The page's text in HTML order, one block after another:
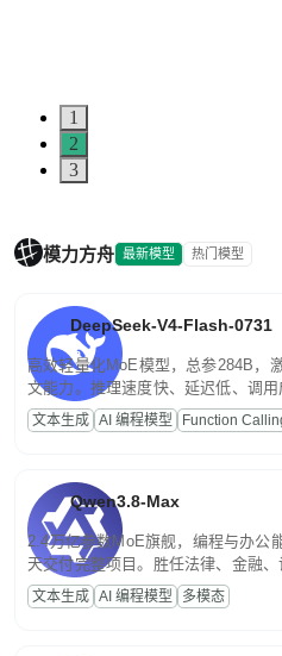
1
2
3
模力方舟 最新模型 热门模型
DeepSeek-V4-Flash-0731
高效轻量化MoE模型，总参284B，
文能力。推理速度快、延迟低、调
高并发、轻量化任务，适合日常对话
文案处理等普惠刚需场景。
文本生成 AI 编程模型 Function
Qwen3.8-Max
2.4万亿参数MoE旗舰，编程与办公
天交付完整项目。胜任法律、金融
话端到端交付生产级成果。原生视觉
程，支持超长文档与长视频的深度语
文本生成 AI 编程模型 多模态